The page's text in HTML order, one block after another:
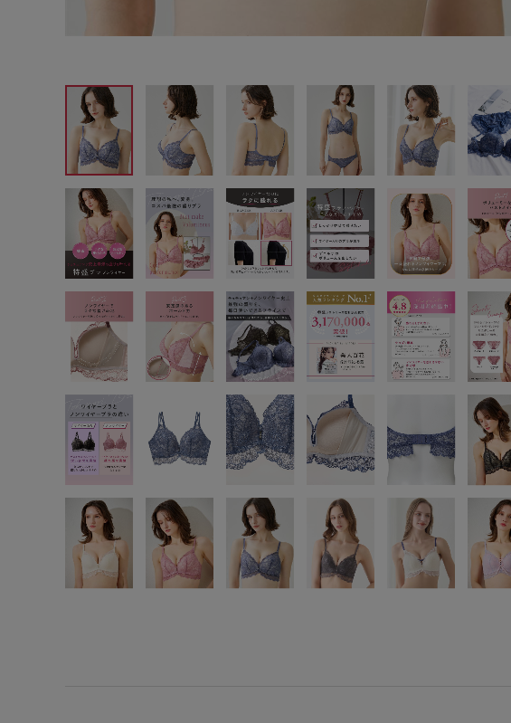
B65 B70 B75 B80
D65 D70 D80 D85
E65 E70 E80 E85
F65 F70 F75 F80
G65 G70 G75
H70 H75
SS S
L LL 3L
S-AB S-CD S-EF
M-AB M-CD M-EF
L-AB
LL-EF